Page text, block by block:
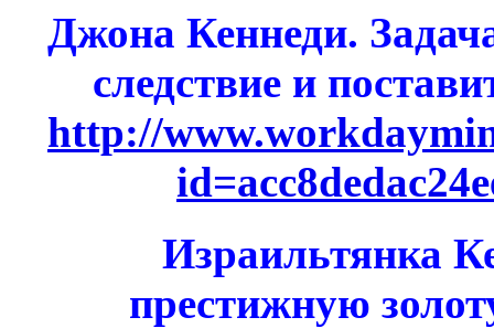
Джона Кеннеди.
следствие и
http://
Израильтянка
престижную